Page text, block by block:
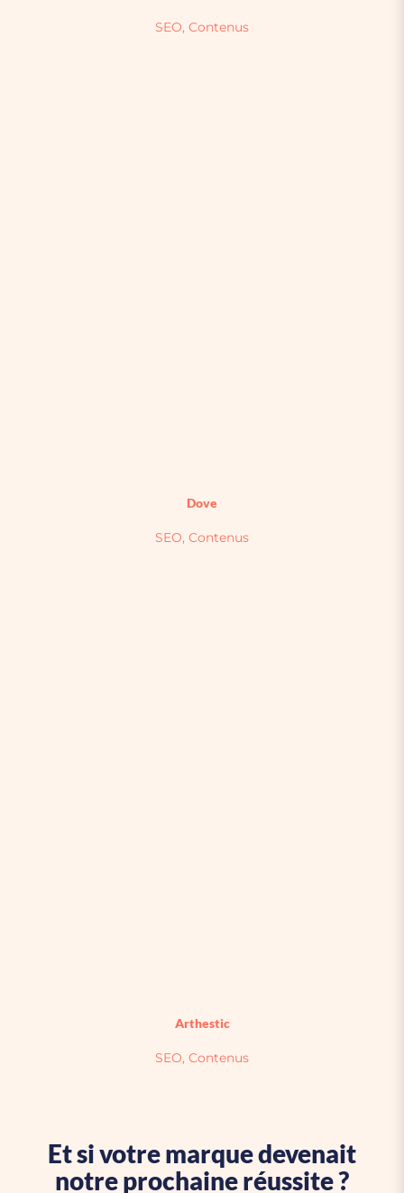
SEO, Contenus
Dove
SEO, Contenus
Arthestic
SEO, Contenus
Et si votre marque devenait
notre prochaine réussite ?